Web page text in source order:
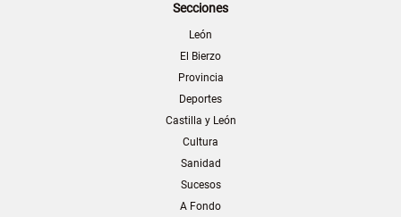
Secciones
León
El Bierzo
Provincia
Deportes
Castilla y León
Cultura
Sanidad
Sucesos
A Fondo